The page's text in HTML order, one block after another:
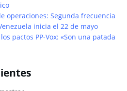
operaciones: Segunda frecuencia
inicia el 22 de mayo
pactos PP-Vox: «Son una patada